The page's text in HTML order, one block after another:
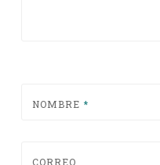
NOMBRE *
CORREO